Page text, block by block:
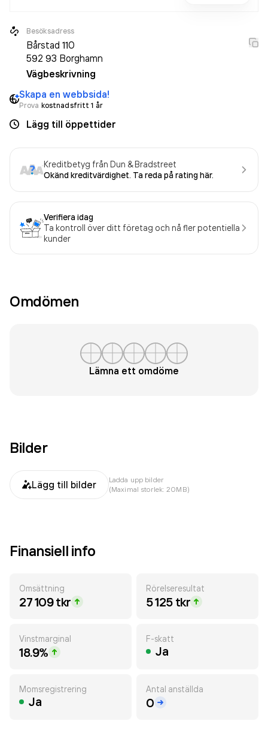
Besöksadress
Bårstad 110
592 93 Borghamn
Vägbeskrivning
Skapa en webbsida!
Prova kostnadsfritt 1 år
Lägg till öppettider
Kreditbetyg från Dun & Bradstreet
Okänd kreditvärdighet. Ta reda på rating här.
Verifiera idag
Ta kontroll över ditt företag och nå fler potentiella
kunder
Omdömen
Lämna ett omdöme
Bilder
Lägg till bilder
Ladda upp bilder
(Maximal storlek: 20MB)
Finansiell info
Omsättning
27 109 tkr
Rörelseresultat
5 125 tkr
Vinstmarginal
18.9%
F-skatt
Ja
Momsregistrering
Ja
Antal anställda
0